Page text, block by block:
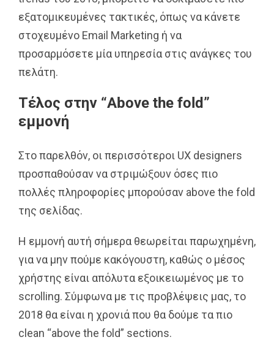
εξατομικευμένες τακτικές, όπως να κάνετε
στοχευμένο Email Marketing ή να
προσαρμόσετε μία υπηρεσία στις ανάγκες του
πελάτη.
Τέλος στην “Above the fold”
εμμονή
Στο παρελθόν, οι περισσότεροι UX designers
προσπαθούσαν να στριμώξουν όσες πιο
πολλές πληροφορίες μπορούσαν above the fold
της σελίδας.
Η εμμονή αυτή σήμερα θεωρείται παρωχημένη,
για να μην πούμε κακόγουστη, καθώς ο μέσος
χρήστης είναι απόλυτα εξοικειωμένος με το
scrolling. Σύμφωνα με τις προβλέψεις μας, το
2018 θα είναι η χρονιά που θα δούμε τα πιο
clean “above the fold” sections.